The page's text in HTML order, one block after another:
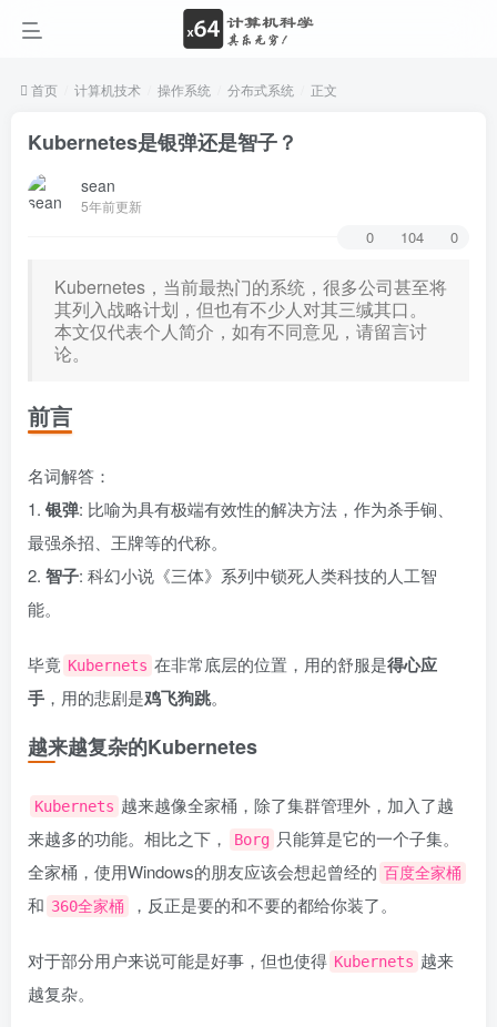
首页 计算机技术 操作系统 分布式系统 正文
Kubernetes是银弹还是智子？
sean
5年前更新
0 104 0
Kubernetes，当前最热门的系统，很多公司甚至将
其列入战略计划，但也有不少人对其三缄其口。
本文仅代表个人简介，如有不同意见，请留言讨
论。
前言
名词解答：
1. 银弹: 比喻为具有极端有效性的解决方法，作为杀手锏、
最强杀招、王牌等的代称。
2. 智子: 科幻小说《三体》系列中锁死人类科技的人工智
能。
毕竟 Kubernets 在非常底层的位置，用的舒服是得心应
手 ，用的悲剧是鸡飞狗跳。
越来越复杂的Kubernetes
Kubernets 越来越像全家桶，除了集群管理外，加入了越
来越多的功能。相比之下，
Borg 只能算是它的一个子集。
全家桶，使用Windows的朋友应该会想起曾经的 百度全家桶
和 360全家桶 ，反正是要的和不要的都给你装了。
对于部分用户来说可能是好事，但也使得 Kubernets 越来
越复杂。